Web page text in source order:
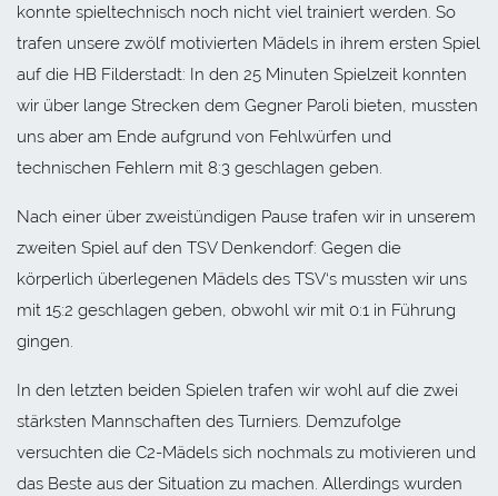
konnte spieltechnisch noch nicht viel trainiert werden. So
trafen unsere zwölf motivierten Mädels in ihrem ersten Spiel
auf die HB Filderstadt: In den 25 Minuten Spielzeit konnten
wir über lange Strecken dem Gegner Paroli bieten, mussten
uns aber am Ende aufgrund von Fehlwürfen und
technischen Fehlern mit 8:3 geschlagen geben.
Nach einer über zweistündigen Pause trafen wir in unserem
zweiten Spiel auf den TSV Denkendorf: Gegen die
körperlich überlegenen Mädels des TSV‘s mussten wir uns
mit 15:2 geschlagen geben, obwohl wir mit 0:1 in Führung
gingen.
In den letzten beiden Spielen trafen wir wohl auf die zwei
stärksten Mannschaften des Turniers. Demzufolge
versuchten die C2-Mädels sich nochmals zu motivieren und
das Beste aus der Situation zu machen. Allerdings wurden